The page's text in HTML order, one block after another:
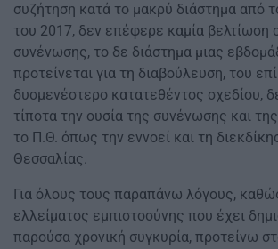
συζήτηση κατά το μακρύ διάστημα από
του 2017, δεν επέφερε καμία βελτίωση
συνένωσης, το δε διάστημα μιας
προτείνεται για τη διαβούλευση, του
δυσμενέστερο κατατεθέντος σχεδίου,
τίποτα την ουσία της συνένωσης και
το Π.Θ. όπως την εννοεί και τη
Θεσσαλίας.
Για όλους τους παραπάνω λόγους,
ελλείματος εμπιστοσύνης που έχει
παρούσα χρονική συγκυρία, προτείνω